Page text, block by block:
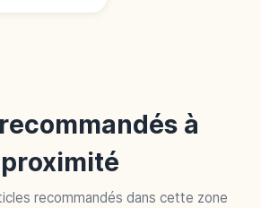
à
proximité
recommandés dans cette zone